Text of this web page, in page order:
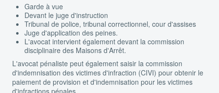
Garde à vue
Devant le juge d'instruction
Tribunal de police, tribunal correctionnel, cour d'assises
Juge d'application des peines.
L'avocat intervient également devant la commission
disciplinaire des Maisons d'Arrêt.
L'avocat pénaliste peut également saisir la commission
d'indemnisation des victimes d'infraction (CIVI) pour obtenir le
paiement de provision et d'indemnisation pour les victimes
d'infractions pénales.